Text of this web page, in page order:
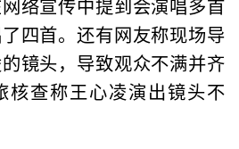
四首。还有网友称现场导
镜头，导致观众不满并齐
核查称王心凌演出镜头不